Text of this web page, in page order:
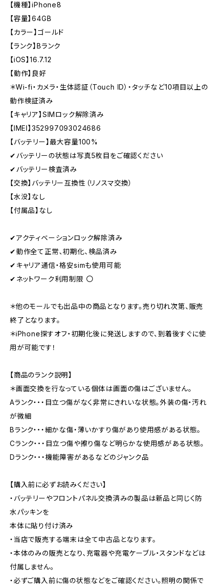
【機種】iPhone8
【容量】64GB
【カラー】ゴールド
【ランク】Bランク
【iOS】16.7.12
【動作】良好
＊Wi-fi・カメラ・生体認証（Touch ID）・タッチなど10項目以上の
動作検証済み
【キャリア】SIMロック解除済み
【IMEI】352997093024686
【バッテリー】最大容量100%
✔︎バッテリーの状態は写真5枚目をご確認ください
✔︎バッテリー検査済み
【交換】バッテリー互換性（リノスマ交換）
【水没】なし
【付属品】なし
✔︎アクティベーションロック解除済み
✔︎動作全て正常、初期化、検品済み
✔︎キャリア通信・格安simも使用可能
✔︎ネットワーク利用制限 〇
＊他のモールでも出品中の商品となります。売り切れ次第、販売
終了となります。
＊iPhone探すオフ・初期化後に発送しますので、到着後すぐに使
用が可能です！
【商品のランク説明】
＊画面交換を行なっている個体は画面の傷はございません。
Aランク・・・目立つ傷がなく非常にきれいな状態。外装の傷・汚れ
が微細
Bランク・・・細かな傷・薄いかすり傷があり使用感がある状態。
Cランク・・・目立つ傷や擦り傷など明らかな使用感がある状態。
Dランク・・・機能障害があるなどのジャンク品
【購入前に必ずお読みください】
・バッテリーやフロントパネル交換済みの製品は新品と同じく防
水パッキンを
本体に貼り付け済み
・当店で販売する端末は全て中古品となります。
・本体のみの販売となり、充電器や充電ケーブル・スタンドなどは
付属しません。
・必ずご購入前に傷の状態などをご確認ください。照明の関係で